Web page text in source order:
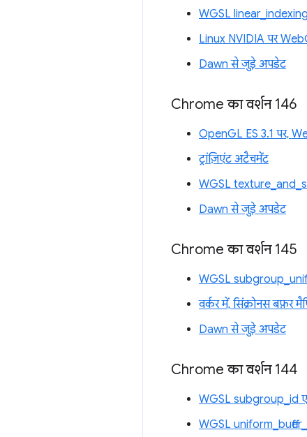
WGSL
Linux NVIDIA पर
Dawn से जुड़े अपडेट
Chrome का वर्शन 146
OpenGL ES 3.1 पर,
ट्रांज़िएंट अटैचमेंट
WGSL
Dawn से जुड़े अपडेट
Chrome का वर्शन 145
WGSL
वर्कर में, सिंक्रोनस बफ़र
Dawn से जुड़े अपडेट
Chrome का वर्शन 144
WGSL subgroup_id
WGSL